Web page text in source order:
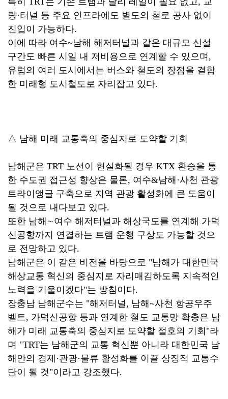
량·터널 등 주요 인프라에도 별도의 철로 공사 없이
진입이 가능하다.
이에 따라 여수~남해 해저터널과 같은 대규모 신설
구간도 빠른 시일 내 저비용으로 연계할 수 있으며,
유럽의 여러 도시에서는 버스와 철도의 장점을 결합
한 미래형 도시철도로 자리잡고 있다.
△ 남해 미래 교통축의 중심지로 도약할 기회
남해군은 TRT 노선이 현실화될 경우 KTX 환승을 통
한 수도권 접근성 향상은 물론, 여수&남해·사천 관광
트라이앵글 구축으로 지역 관광 활성화에 큰 도움이
될 것으로 내다보고 있다.
또한 남해∼여수 해저터널과 해상국도를 연계해 가덕
신공항까지 연결하는 트램 운행 구상도 가능할 것으
로 전망하고 있다.
남해군은 이 같은 비전을 바탕으로 "남해가 대한민국
해상교통 혁신의 중심지로 자리매김하도록 지속적인
노력을 기울이겠다"는 방침이다.
장충남 남해군수는 "해저터널, 남해~사천 항공우주
벨트, 가덕신공항 등과 연계한 철도 교통망 확충은 남
해가 미래 교통축의 중심지로 도약할 절호의 기회"라
며 "TRT는 남해군의 교통 혁신뿐 아니라 대한민국 남
해안의 경제·관광·물류 활성화를 이끌 상징적 교통수
단이 될 것"이라고 강조했다.